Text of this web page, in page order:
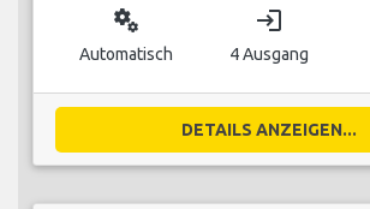
miscellaneous_services
Automatisch
login
4 Ausgang
DETAILS ANZEIGEN...